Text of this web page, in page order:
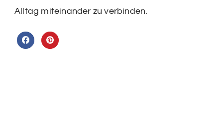
Alltag miteinander zu verbinden.